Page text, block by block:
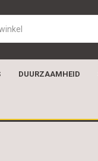
DUURZAAMHEID